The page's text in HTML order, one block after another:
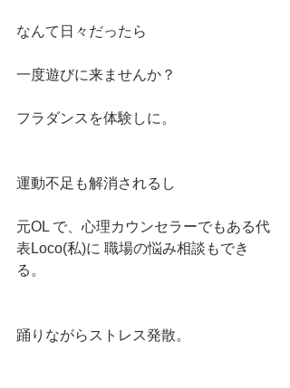
なんて日々だったら
一度遊びに来ませんか？
フラダンスを体験しに。
運動不足も解消されるし
元OL で、心理カウンセラーでもある代
表Loco(私)に 職場の悩み相談もでき
る。
踊りながらストレス発散。